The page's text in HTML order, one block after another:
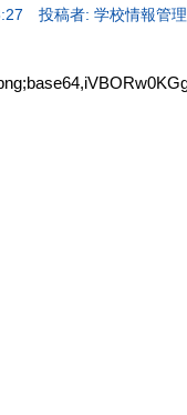
投稿者: 学校情報管